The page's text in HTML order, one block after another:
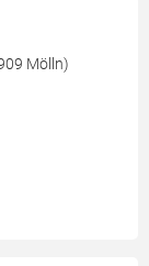
Mölln)